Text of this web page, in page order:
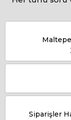
Siparişler